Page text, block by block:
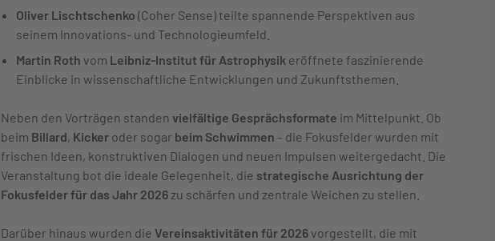
Oliver Lischtschenko (Coher Sense) teilte spannende Perspektiven aus
seinem Innovations- und Technologieumfeld.
Martin Roth vom Leibniz-Institut für Astrophysik eröffnete faszinierende
Einblicke in wissenschaftliche Entwicklungen und Zukunftsthemen.
Neben den Vorträgen standenvielfältige Gesprächsformate im Mittelpunkt. Ob
beim Billard, Kicker oder sogar beim Schwimmen – die Fokusfelder wurden mit
frischen Ideen, konstruktiven Dialogen und neuen Impulsen weitergedacht. Die
Veranstaltung bot die ideale Gelegenheit, die strategische Ausrichtung der
Fokusfelder für das Jahr 2026 zu schärfen und zentrale Weichen zu stellen.
Darüber hinaus wurden die Vereinsaktivitäten für 2026 vorgestellt, die mit